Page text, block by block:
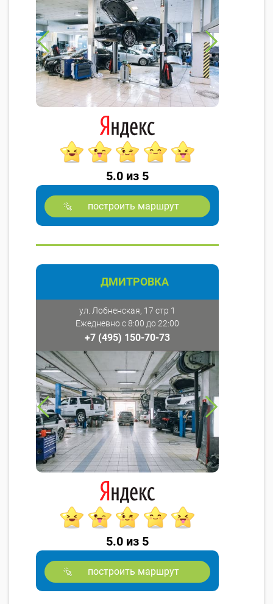
5.0 из 5
построить маршрут
ДМИТРОВКА
ул. Лобненская, 17 стр 1
Ежедневно с 8:00 до 22:00
+7 (495) 150-70-73
5.0 из 5
построить маршрут